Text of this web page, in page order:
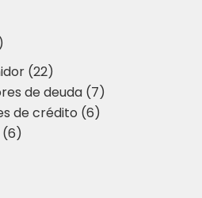
(22)
de deuda (7)
de crédito (6)
(6)